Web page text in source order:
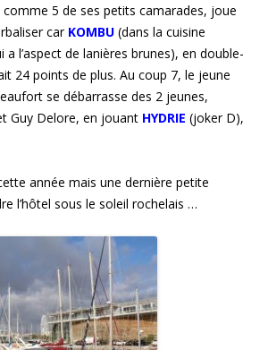
comme 5 de ses petits camarades, joue
car KOMBU (dans la cuisine
a l’aspect de lanières brunes), en double-
24 points de plus. Au coup 7, le jeune
se débarrasse des 2 jeunes,
Guy Delore, en jouant HYDRIE (joker D),
année mais une dernière petite
l’hôtel sous le soleil rochelais …